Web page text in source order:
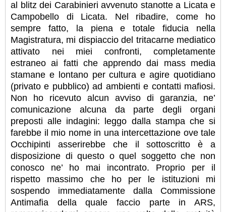
al blitz dei Carabinieri avvenuto stanotte a Licata e
Campobello di Licata. Nel ribadire, come ho
sempre fatto, la piena e totale fiducia nella
Magistratura, mi dispiaccio del tritacarne mediatico
attivato nei miei confronti, completamente
estraneo ai fatti che apprendo dai mass media
stamane e lontano per cultura e agire quotidiano
(privato e pubblico) ad ambienti e contatti mafiosi.
Non ho ricevuto alcun avviso di garanzia, ne’
comunicazione alcuna da parte degli organi
preposti alle indagini: leggo dalla stampa che si
farebbe il mio nome in una intercettazione ove tale
Occhipinti asserirebbe che il sottoscritto è a
disposizione di questo o quel soggetto che non
conosco ne’ ho mai incontrato. Proprio per il
rispetto massimo che ho per le istituzioni mi
sospendo immediatamente dalla Commissione
Antimafia della quale faccio parte in ARS,